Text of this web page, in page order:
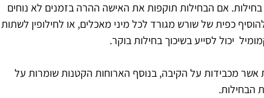
בחילות. אם הבחילות תוקפות את האישה ההרה בזמנים לא נוחים
כפית של שורש מגורד לכל מיני מאכלים, או לחילופין לשתות
אשר מכבידות על הקיבה, בנוסף הארוחות הקטנות שומרות על
הבחילות.